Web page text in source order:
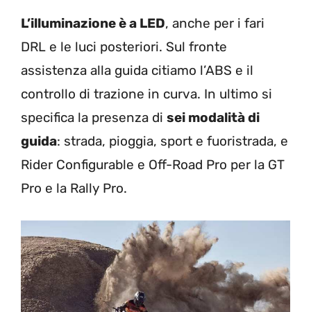
L’illuminazione è a LED, anche per i fari
DRL e le luci posteriori. Sul fronte
assistenza alla guida citiamo l’ABS e il
controllo di trazione in curva. In ultimo si
specifica la presenza di sei modalità di
guida: strada, pioggia, sport e fuoristrada, e
Rider Configurable e Off-Road Pro per la GT
Pro e la Rally Pro.